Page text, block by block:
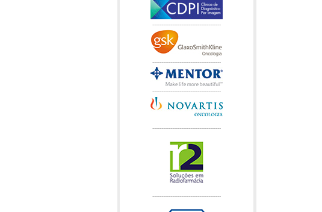
--------------------------------------
--------------------------------------
--------------------------------------
--------------------------------------
--------------------------------------